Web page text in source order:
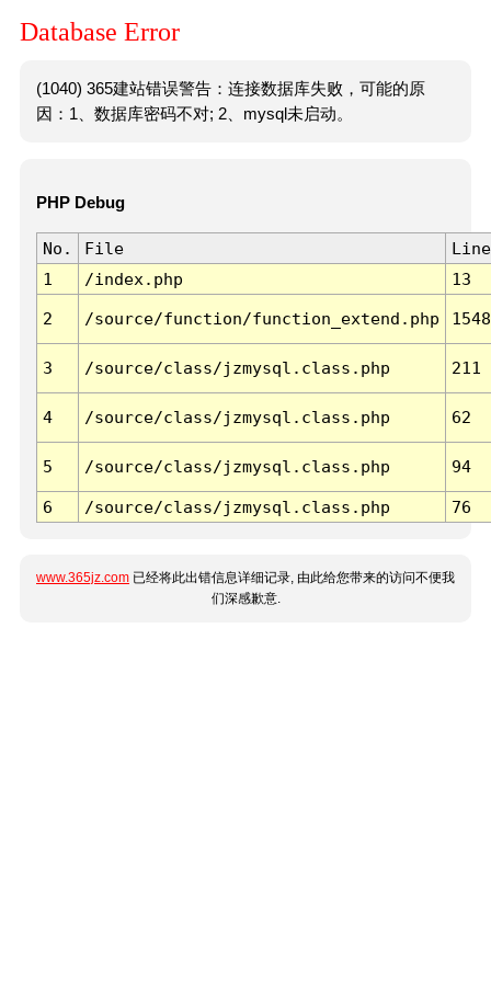
Database Error
(1040) 365建站错误警告：连接数据库失败，可能的原
因：1、数据库密码不对; 2、mysql未启动。
PHP Debug
No. File
Line
1
/index.php 13
2 /source/function/function_extend.php 1548
3 /source/class/jzmysql.class.php 211
4 /source/class/jzmysql.class.php 62
5 /source/class/jzmysql.class.php 94
6 /source/class/jzmysql.class.php 76
www.365jz.com 已经将此出错信息详细记录, 由此给您带来的访问不便我
们深感歉意.